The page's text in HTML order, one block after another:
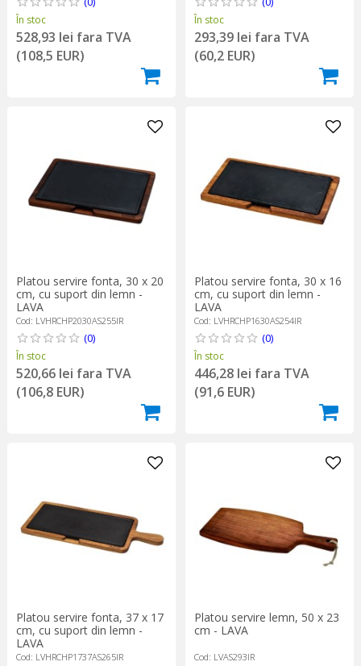
În stoc
528,93 lei fara TVA
(108,5 EUR)
În stoc
293,39 lei fara TVA
(60,2 EUR)
Platou servire fonta, 30 x 20
cm, cu suport din lemn -
LAVA
Cod: LVHRCHP2030AS255IR
(0)
În stoc
520,66 lei fara TVA
(106,8 EUR)
Platou servire fonta, 30 x 16
cm, cu suport din lemn -
LAVA
Cod: LVHRCHP1630AS254IR
(0)
În stoc
446,28 lei fara TVA
(91,6 EUR)
Platou servire fonta, 37 x 17
cm, cu suport din lemn -
LAVA
Cod: LVHRCHP1737AS265IR
Platou servire lemn, 50 x 23
cm - LAVA
Cod: LVAS293IR